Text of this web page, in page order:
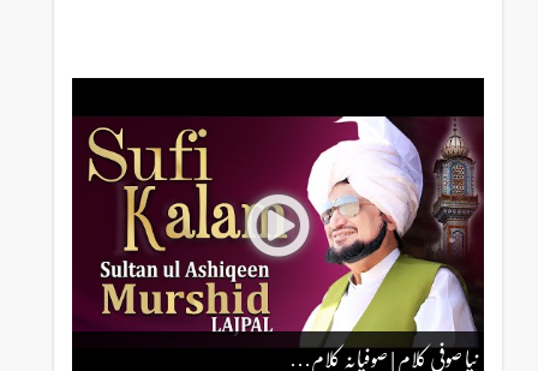
نیا صوفی کلام | صوفیانہ کلام…